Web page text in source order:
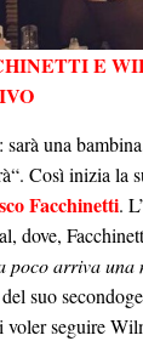
E
una
Così inizia la
Facchinetti.
dove,
poco arriva una
suo
seguire